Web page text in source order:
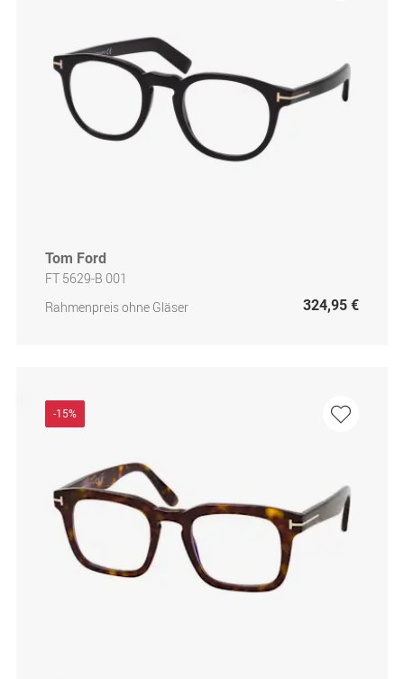
Tom Ford
FT 5629-B 001
Rahmenpreis ohne Gläser
324,95 €
-15%